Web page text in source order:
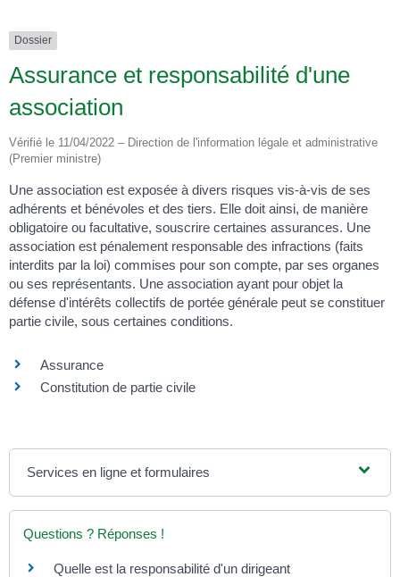
Dossier
Assurance et responsabilité d'une
association
Vérifié le 11/04/2022 – Direction de l'information légale et administrative
(Premier ministre)
Une association est exposée à divers risques vis-à-vis de ses
adhérents et bénévoles et des tiers. Elle doit ainsi, de manière
obligatoire ou facultative, souscrire certaines assurances. Une
association est pénalement responsable des infractions (faits
interdits par la loi) commises pour son compte, par ses organes
ou ses représentants. Une association ayant pour objet la
défense d'intérêts collectifs de portée générale peut se constituer
partie civile, sous certaines conditions.
Assurance
Constitution de partie civile
Services en ligne et formulaires
Questions ? Réponses !
Quelle est la responsabilité d'un dirigeant